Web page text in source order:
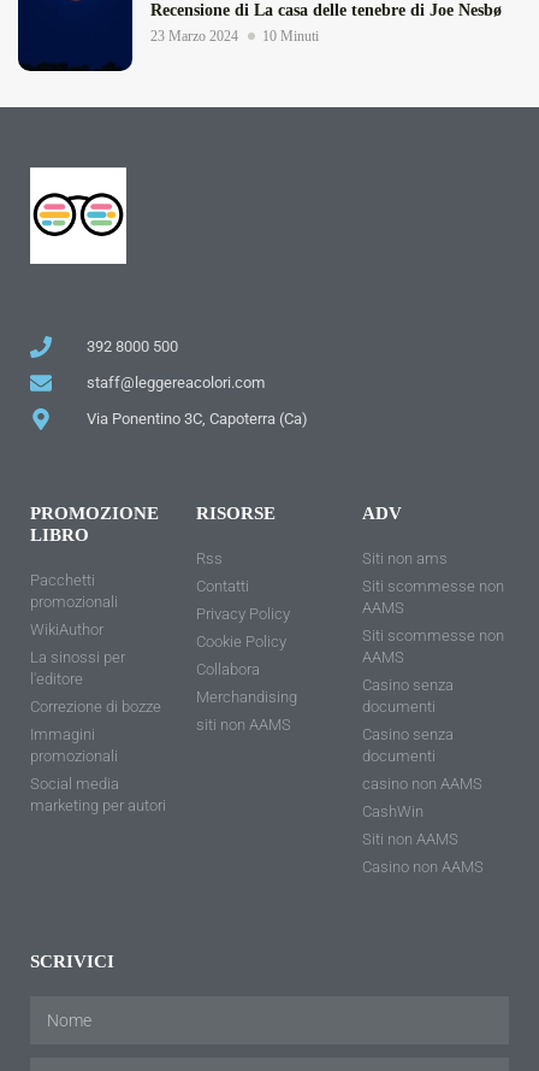
Recensione di La casa delle tenebre di Joe Nesbø
23 Marzo 2024 10 Minuti
392 8000 500
staff@leggereacolori.com
Via Ponentino 3C, Capoterra (Ca)
PROMOZIONE
LIBRO
Pacchetti
promozionali
WikiAuthor
La sinossi per
l'editore
Correzione di bozze
Immagini
promozionali
Social media
marketing per autori
RISORSE
Rss
Contatti
Privacy Policy
Cookie Policy
Collabora
Merchandising
siti non AAMS
ADV
Siti non ams
Siti scommesse non
AAMS
Siti scommesse non
AAMS
Casino senza
documenti
Casino senza
documenti
casino non AAMS
CashWin
Siti non AAMS
Casino non AAMS
SCRIVICI